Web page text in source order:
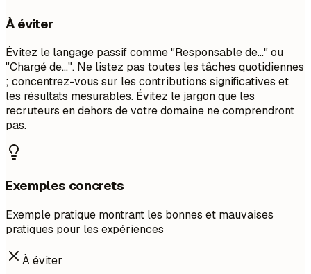
À éviter
Évitez le langage passif comme "Responsable de..." ou
"Chargé de...". Ne listez pas toutes les tâches quotidiennes
; concentrez-vous sur les contributions significatives et
les résultats mesurables. Évitez le jargon que les
recruteurs en dehors de votre domaine ne comprendront
pas.
Exemples concrets
Exemple pratique montrant les bonnes et mauvaises
pratiques pour les expériences
À éviter